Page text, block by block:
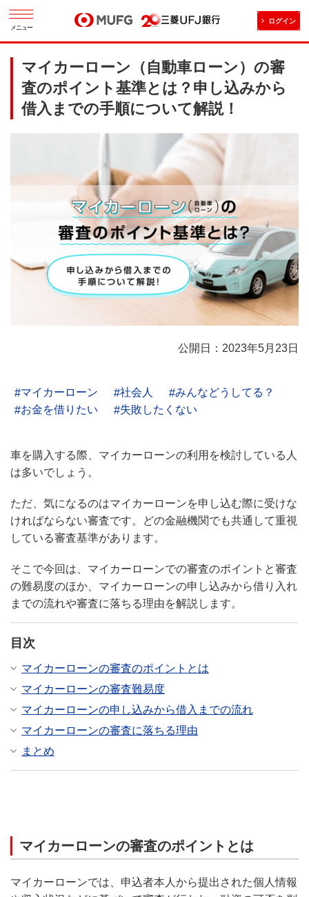
メニュー
ログイン
マイカーローン（自動車ローン）の審
査のポイント基準とは？申し込みから
借入までの手順について解説！
公開日：2023年5月23日
マイカーローン 社会人
みんなどうしてる？
お金を借りたい
失敗したくない
車を購入する際、マイカーローンの利用を検討している人
は多いでしょう。
ただ、気になるのはマイカーローンを申し込む際に受けな
ければならない審査です。どの金融機関でも共通して重視
している審査基準があります。
そこで今回は、マイカーローンでの審査のポイントと審査
の難易度のほか、マイカーローンの申し込みから借り入れ
までの流れや審査に落ちる理由を解説します。
目次
マイカーローンの審査のポイントとは
マイカーローンの審査難易度
マイカーローンの申し込みから借入までの流れ
マイカーローンの審査に落ちる理由
まとめ
マイカーローンの審査のポイントとは
マイカーローンでは、申込者本人から提出された個人情報